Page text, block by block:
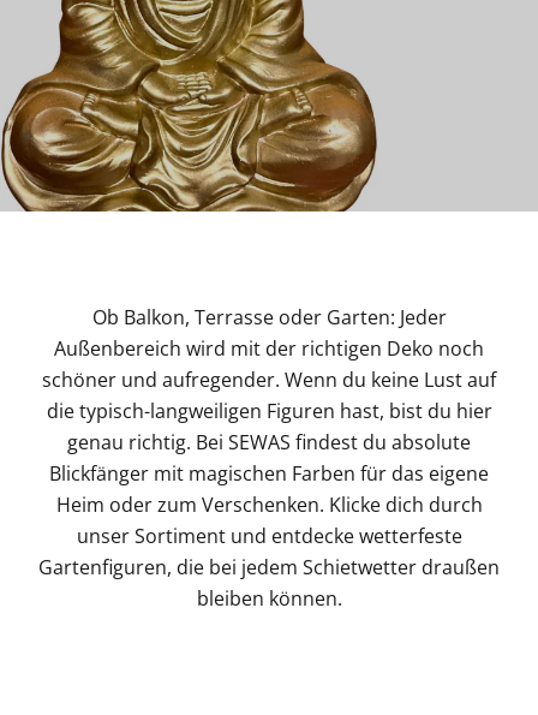
Ob Balkon, Terrasse oder Garten: Jeder
Außenbereich wird mit der richtigen Deko noch
schöner und aufregender. Wenn du keine Lust auf
die typisch-langweiligen Figuren hast, bist du hier
genau richtig. Bei SEWAS findest du absolute
Blickfänger mit magischen Farben für das eigene
Heim oder zum Verschenken. Klicke dich durch
unser Sortiment und entdecke wetterfeste
Gartenfiguren, die bei jedem Schietwetter draußen
bleiben können.